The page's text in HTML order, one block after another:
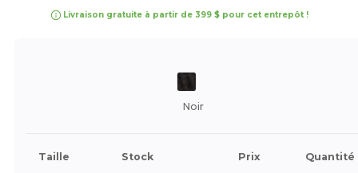
Livraison gratuite à partir de 399 $ pour cet entrepôt !
Noir
Taille Stock Prix Quantité